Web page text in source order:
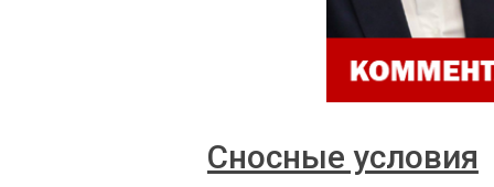
Сносные условия